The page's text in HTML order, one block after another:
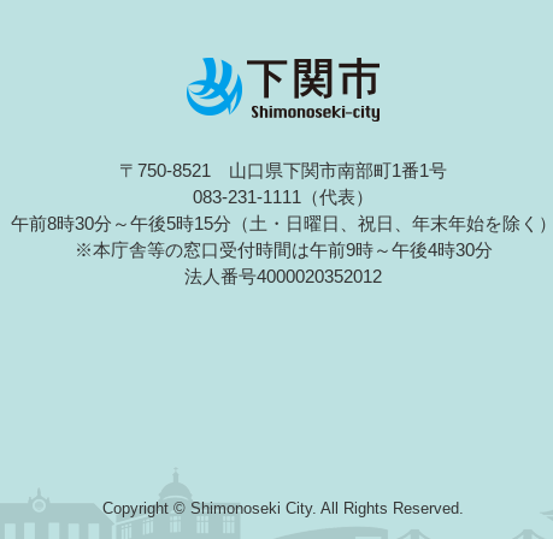
〒750-8521 山口県下関市南部町1番1号
083-231-1111（代表）
午前8時30分～午後5時15分（土・日曜日、祝日、年末年始を除く
※本庁舎等の窓口受付時間は午前9時～午後4時30分
法人番号4000020352012
Copyright © Shimonoseki City. All Rights Reserved.